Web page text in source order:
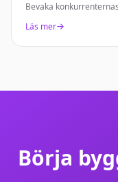
Bevaka
Läs mer
Börja